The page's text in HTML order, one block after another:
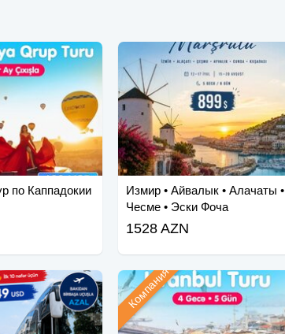
по Каппадокии
Измир • Айвалык • Алачаты •
Чесме • Эски Фоча
1528 AZN
Компания